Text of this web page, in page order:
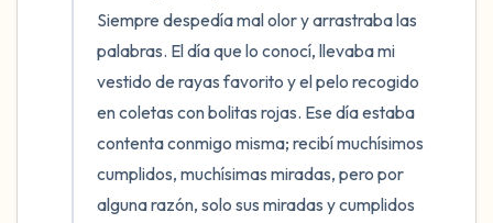
Siempre despedía mal olor y arrastraba las
palabras. El día que lo conocí, llevaba mi
vestido de rayas favorito y el pelo recogido
en coletas con bolitas rojas. Ese día estaba
contenta conmigo misma; recibí muchísimos
cumplidos, muchísimas miradas, pero por
alguna razón, solo sus miradas y cumplidos